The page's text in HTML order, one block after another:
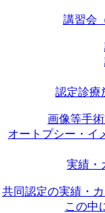
講習会
認定診療
画像等手
オートプシー・イ
実績・
共同認定の実績・
この中